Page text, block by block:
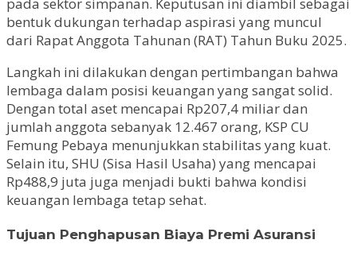
bentuk dukungan terhadap aspirasi yang muncul
dari Rapat Anggota Tahunan (RAT) Tahun Buku 2025.
Langkah ini dilakukan dengan pertimbangan bahwa
lembaga dalam posisi keuangan yang sangat solid.
Dengan total aset mencapai Rp207,4 miliar dan
jumlah anggota sebanyak 12.467 orang, KSP CU
Femung Pebaya menunjukkan stabilitas yang kuat.
Selain itu, SHU (Sisa Hasil Usaha) yang mencapai
Rp488,9 juta juga menjadi bukti bahwa kondisi
keuangan lembaga tetap sehat.
Tujuan Penghapusan Biaya Premi Asuransi